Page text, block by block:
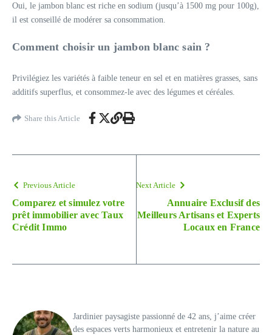
Oui, le jambon blanc est riche en sodium (jusqu’à 1500 mg pour 100g),
il est conseillé de modérer sa consommation.
Comment choisir un jambon blanc sain ?
Privilégiez les variétés à faible teneur en sel et en matières grasses, sans
additifs superflus, et consommez-le avec des légumes et céréales.
Share this Article
Previous Article
Comparez et simulez votre
prêt immobilier avec Taux
Crédit Immo
Next Article
Annuaire Exclusif des
Meilleurs Artisans et Experts
Locaux en France
Jardinier paysagiste passionné de 42 ans, j’aime créer
des espaces verts harmonieux et entretenir la nature au